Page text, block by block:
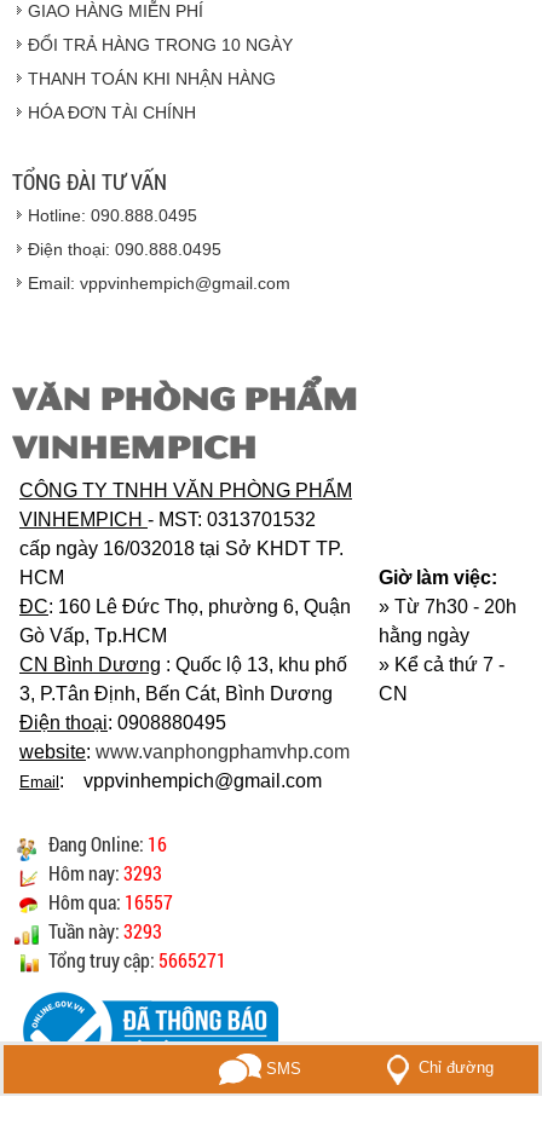
Hàng hóa được giao cho quý khách là hàng mới
100% nguyên đai nguyên kiện.
Vinhempich
độ bảo hành sản phẩm đối với nhà sản xuất hoặc
nhà nhập khẩu nếu sản phẩm bị lỗi hoặc hỏng hóc
GIAO HÀNG MIỄN PHÍ
ĐỔI TRẢ HÀNG TRONG 10 NGÀY
THANH TOÁN KHI NHẬN HÀNG
HÓA ĐƠN TÀI CHÍNH
TỔNG ĐÀI TƯ VẤN
Hotline: 090.888.0495
Điện thoại: 090.888.0495
Email: vppvinhempich@gmail.com
VĂN PHÒNG PHẨM
VINHEMPICH
CÔNG TY TNHH VĂN PHÒNG PHẨM
VINHEMPICH - MST: 0313701532
cấp ngày 16/032018 tại Sở KHDT TP.
HCM
ĐC: 160 Lê Đức Thọ, phường 6, Quận
Gò Vấp, Tp.HCM
CN Bình Dương : Quốc lộ 13, khu phố
3, P.Tân Định, Bến Cát, Bình Dương
Điện thoại: 0908880495
website: www.vanphongphamvhp.com
Email : vppvinhempich@gmail.com
Giờ làm việc:
» Từ 7h30 - 20h
hằng ngày
» Kể cả thứ 7 -
CN
Đang Online: 16
Hôm nay:3293
Hôm qua: 16557
Tuần này:3293
Tổng truy cập: 5665271
SMS Chỉ đường